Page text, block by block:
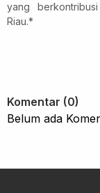
yang
Riau.*
Komentar (0)
Belum ada